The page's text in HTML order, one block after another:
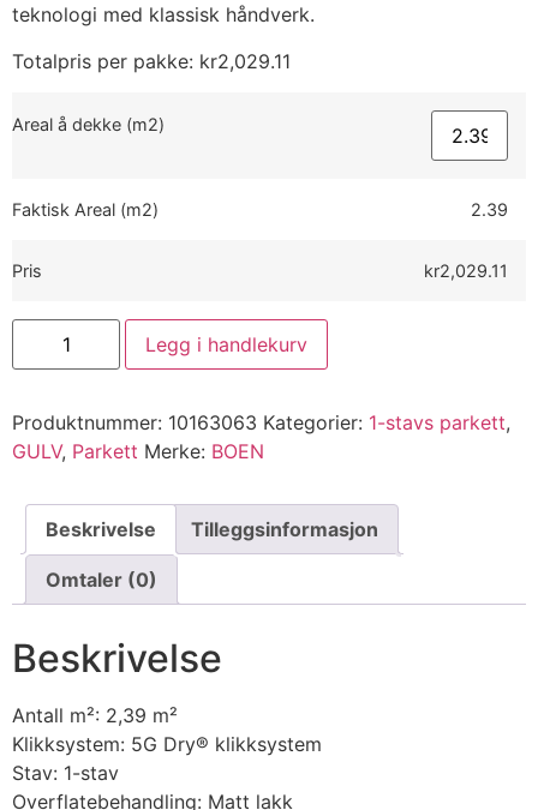
teknologi med klassisk håndverk.
Totalpris per pakke: kr2,029.11
Areal å dekke (m2)
Faktisk Areal (m2) 2.39
Pris kr2,029.11
Legg i handlekurv
Produktnummer: 10163063 Kategorier: 1-stavs parkett,
GULV, Parkett Merke: BOEN
Beskrivelse Tilleggsinformasjon
Omtaler (0)
Beskrivelse
Antall m²: 2,39 m²
Klikksystem: 5G Dry® klikksystem
Stav: 1-stav
Overflatebehandling: Matt lakk